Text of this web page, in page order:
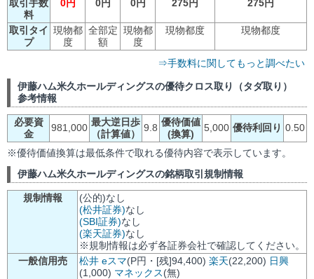
取引手数
料
0円 0円 0円 275円 275円
取引タイ
プ
現物都
度
全部定
額
現物都
度
現物都度 現物都度
⇒手数料に関してもっと調べたい
伊藤ハム米久ホールディングスの優待クロス取り（タダ取り）
参考情報
必要資
金
981,000 最大逆日歩
（計算値）
9.8 優待価値
(換算)
5,000 優待利回り 0.50
※優待価値換算は最低条件で取れる優待内容で表示しています。
伊藤ハム米久ホールディングスの銘柄取引規制情報
規制情報
(公的)なし
(松井証券)なし
(SBI証券)なし
(楽天証券)なし
※規制情報は必ず各証券会社で確認してください。
一般信用売
松井 eスマ(P円・[残]94,400) 楽天(22,200) 日興
(1,000) マネックス(無)